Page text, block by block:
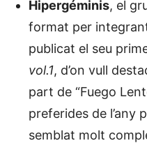
Hipergéminis, el
format per
publicat el seu
vol.1, d’on vull
part de “Fuego
preferides de l’any
semblat molt